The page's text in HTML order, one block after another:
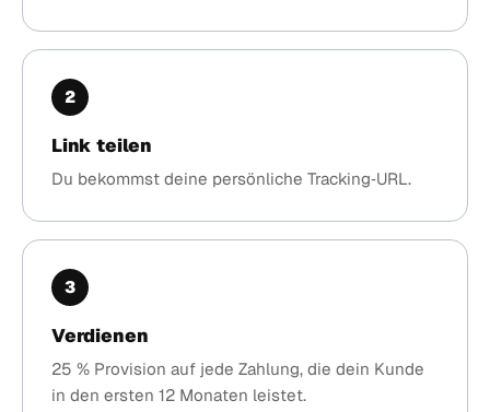
2
Link teilen
Du bekommst deine persönliche Tracking‑URL.
3
Verdienen
25 % Provision auf jede Zahlung, die dein Kunde
in den ersten 12 Monaten leistet.